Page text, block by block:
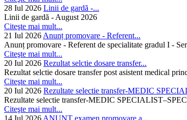
28 Iul 2026 Linii de gardă -...
Linii de gardă - August 2026
Citeşte mai mult...
21 Iul 2026 Anunț promovare - Referent...
Anunț promovare - Referent de specialitate gradul I -
Citeşte mai mult...
20 Iul 2026 Rezultat selctie dosare transfer...
Rezultat selctie dosare transfer post asistent medical
Citeşte mai mult...
20 Iul 2026 Rezultate selectie transfer-MEDIC
Rezultate selectie transfer-MEDIC
Citeşte mai mult...
14 Iul 2026 ANUNȚ examen promovare a...